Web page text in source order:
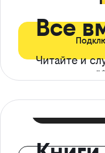
Все
Читайте и
ограничений*